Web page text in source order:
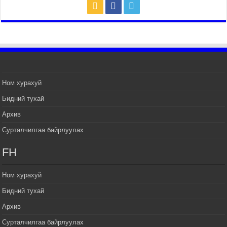
Хүчит бөхийн барилдааны
тавын даваа үргэлжилж байна
Төв цэнгэлдэх орчмын
ажиллаж байна
2026 оны 7 сар 15 / 11 цаг 22 минут
хуваарийн дагуу ажиллана
эхэллээ
гүйцэтгэж байна
Ном хурахуй
Бидний тухай
Архив
Сурталчилгаа байрлуулах
FH
Ном хурахуй
Бидний тухай
Архив
Сурталчилгаа байрлуулах